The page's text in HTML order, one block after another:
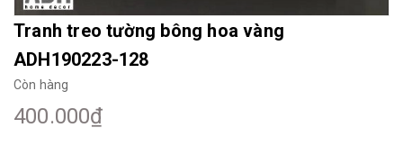
Tranh treo tường bông hoa vàng
ADH190223-128
Còn hàng
400.000₫